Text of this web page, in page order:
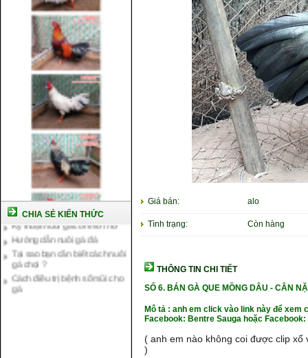
CHIA SẺ KIẾN THỨC
Cách nuôi gà chế độ đá c1
Cách nuôi gà đông tảo thuần
chủng
Kỹ thuật nuôi gà con mới nở
Hướng dẫn nuôi gà đá
Tại sao bạn cần biết cách nuôi
gà chọi ?
Cách điều trị bệnh sổ mũi cho
gà
Giá bán: alo
Tình trạng: Còn hàng
THÔNG TIN CHI TIẾT
SỐ 6. BÁN GÀ QUE MỒNG DÂU - CÂN
Mô tả : anh em click vào link này để
Facebook: Bentre Sauga hoặc Facebook:
( anh em nào không coi được clip xổ
)